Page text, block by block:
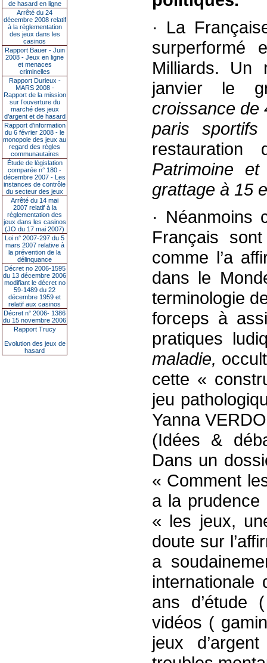
de hasard en ligne
Arrêté du 24
décembre 2008 relatif
à la réglementation
des jeux dans les
casinos
Rapport Bauer - Juin
2008 - Jeux en ligne
et menaces
criminelles
Rapport Durieux -
MARS 2008 -
Rapport de la mission
sur l’ouverture du
marché des jeux
d’argent et de hasard
Rapport d'information
du 6 février 2008 - le
monopole des jeux au
regard des règles
communautaires
Étude de législation
comparée n° 180 -
décembre 2007 - Les
instances de contrôle
du secteur des jeux
Arrêté du 14 mai
2007 relatif à la
réglementation des
jeux dans les casinos
(JO du 17 mai 2007)
Loi n° 2007-297 du 5
mars 2007 relative à
la prévention de la
délinquance
Décret no 2006-1595
du 13 décembre 2006
modifiant le décret no
59-1489 du 22
décembre 1959 et
relatif aux casinos
Décret n° 2006- 1386
du 15 novembre 2006
Rapport Trucy
Evolution des jeux de
hasard
· La
Milliards. Un
janvier le
croissance de
paris
Patrimoine
grattage à 15
· Néanmoins
Français
comme l’a
dans le
terminologie
forceps à
pratiques
maladie,
cette «
jeu
Yanna
(Idées &
Dans un
« Comment
a la prudence
« les jeux,
doute sur
a
ans d’étude
vidéos (
jeux